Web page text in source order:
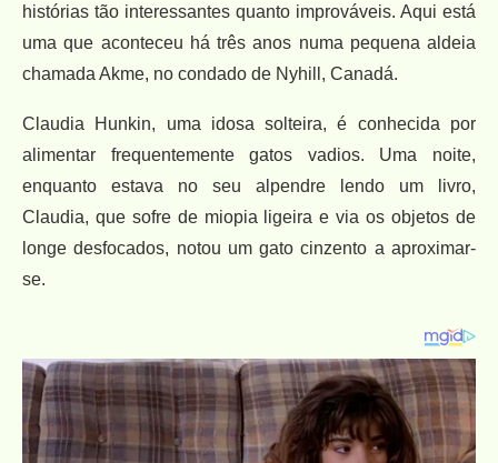
histórias tão interessantes quanto improváveis. Aqui está
uma que aconteceu há três anos numa pequena aldeia
chamada Akme, no condado de Nyhill, Canadá.
Claudia Hunkin, uma idosa solteira, é conhecida por
alimentar frequentemente gatos vadios. Uma noite,
enquanto estava no seu alpendre lendo um livro,
Claudia, que sofre de miopia ligeira e via os objetos de
longe desfocados, notou um gato cinzento a aproximar-
se.